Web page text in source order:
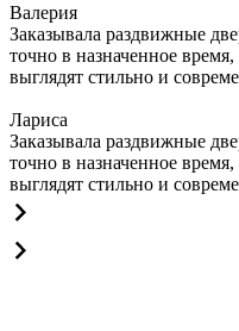
Валерия
Заказывала раздвижные
точно в назначенное
выглядят стильно и
Лариса
Заказывала раздвижные
точно в назначенное
выглядят стильно и